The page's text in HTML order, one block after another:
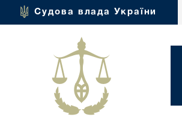
Судова влада України